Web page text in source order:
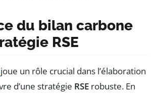
du bilan carbone
RSE
joue un rôle crucial dans l’élaboration
d’une stratégie RSE robuste. En